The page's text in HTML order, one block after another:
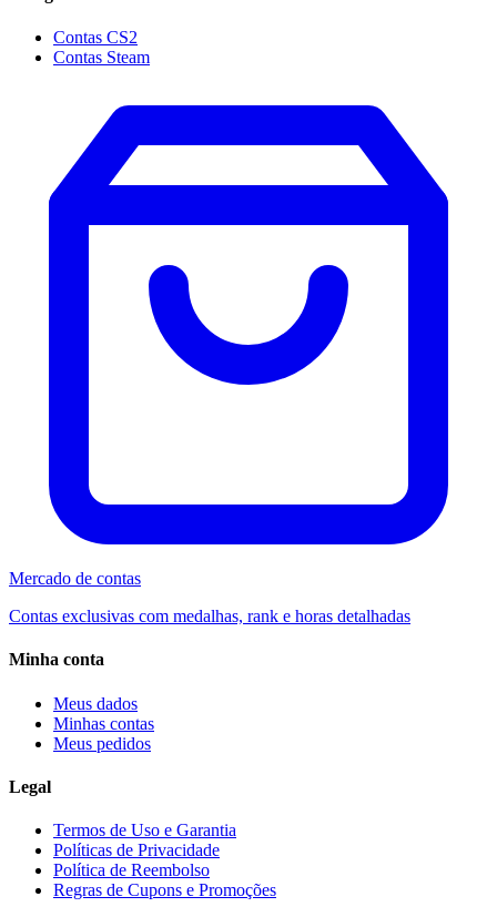
Contas CS2
Contas Steam
Mercado de contas
Contas exclusivas com medalhas, rank e horas detalhadas
Minha conta
Meus dados
Minhas contas
Meus pedidos
Legal
Termos de Uso e Garantia
Políticas de Privacidade
Política de Reembolso
Regras de Cupons e Promoções